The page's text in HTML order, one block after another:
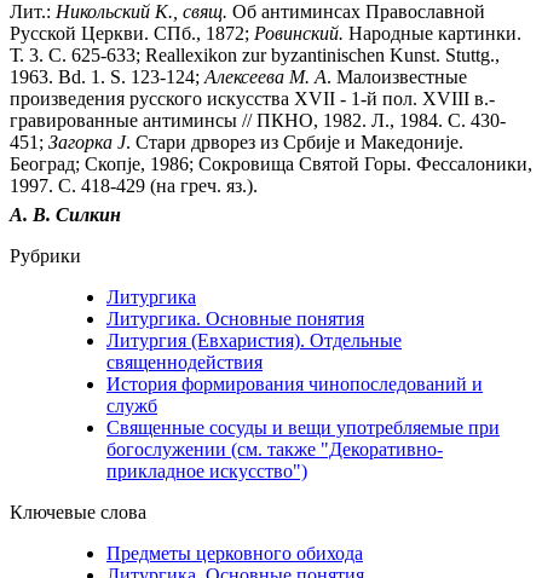
Лит.: Никольский К., свящ. Об антиминсах Православной
Русской Церкви. СПб., 1872; Ровинский. Народные картинки.
Т. 3. С. 625-633; Reallexikon zur byzantinischen Kunst. Stuttg.,
1963. Bd. 1. S. 123-124; Алексеева М. А. Малоизвестные
произведения русского искусства XVII - 1-й пол. XVIII в.-
гравированные антиминсы // ПКНО, 1982. Л., 1984. С. 430-
451; Загорка J. Стари дрворез из Cpбиje и Македониje.
Београд; Скопjе, 1986; Сокровища Святой Горы. Фессалоники,
1997. С. 418-429 (на греч. яз.).
А. В. Силкин
Рубрики
Литургика
Литургика. Основные понятия
Литургия (Евхаристия). Отдельные
священнодействия
История формирования чинопоследований и
служб
Священные сосуды и вещи употребляемые при
богослужении (см. также "Декоративно-
прикладное искусство")
Ключевые слова
Предметы церковного обихода